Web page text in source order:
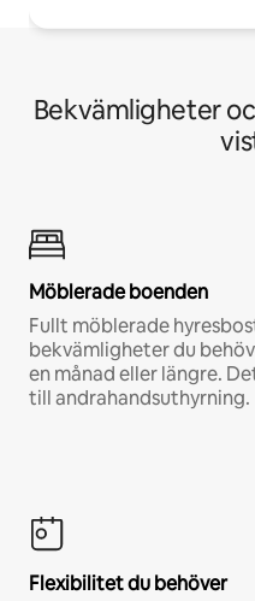
Bekvämligheter
Möblerade boenden
Fullt möblerade
bekvämligheter du
en månad eller längre.
till andrahandsuthyrning.
Flexibilitet du behöver